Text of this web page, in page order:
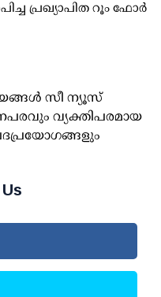
പ്രഖ്യാപിത റൂം ഫോര്‍
സീ ന്യൂസ്
വ്യക്തിപരമായ